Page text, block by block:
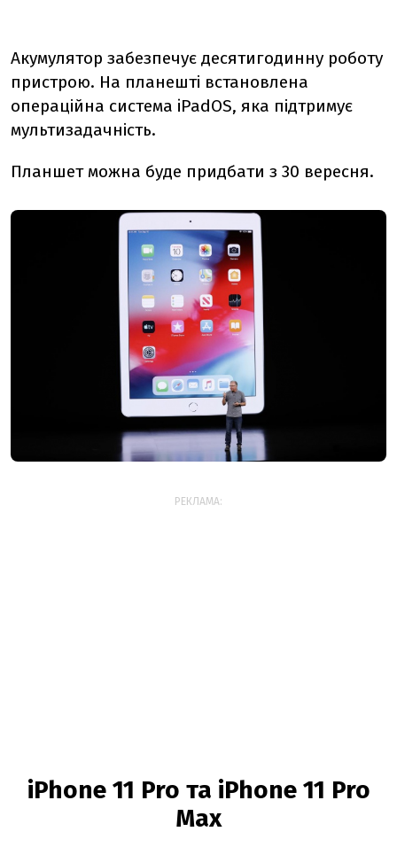
Акумулятор забезпечує десятигодинну роботу
пристрою. На планешті встановлена
операційна система iPadOS, яка підтримує
мультизадачність.
Планшет можна буде придбати з 30 вересня.
РЕКЛАМА:
iPhone 11 Pro та iPhone 11 Pro
Max